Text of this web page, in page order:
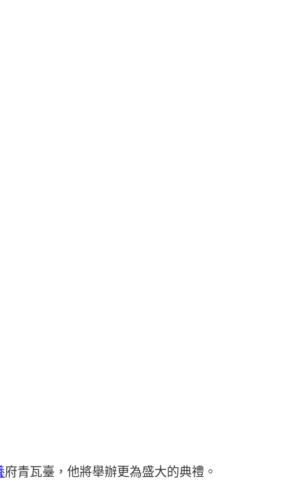
府青瓦臺，他將舉辦更為盛大的典禮。